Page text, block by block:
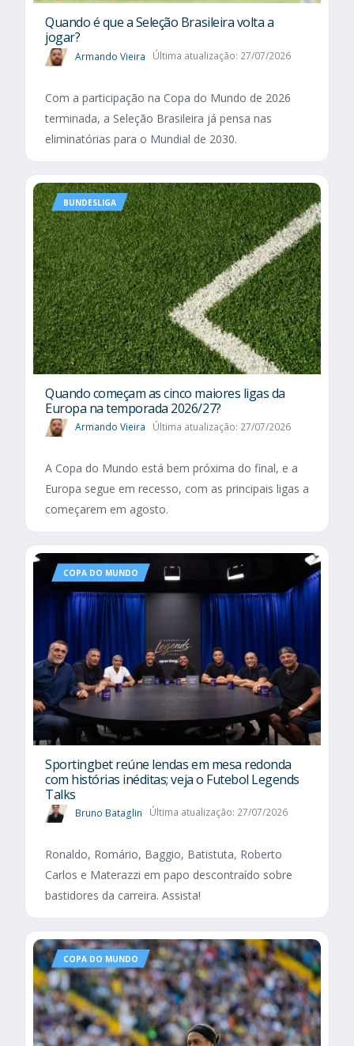
Quando é que a Seleção Brasileira volta a
jogar?
Armando Vieira Última atualização: 27/07/2026
Com a participação na Copa do Mundo de 2026
terminada, a Seleção Brasileira já pensa nas
eliminatórias para o Mundial de 2030.
BUNDESLIGA
Quando começam as cinco maiores ligas da
Europa na temporada 2026/27?
Armando Vieira Última atualização: 27/07/2026
A Copa do Mundo está bem próxima do final, e a
Europa segue em recesso, com as principais ligas a
começarem em agosto.
COPA DO MUNDO
Sportingbet reúne lendas em mesa redonda
com histórias inéditas; veja o Futebol Legends
Talks
Bruno Bataglin Última atualização: 27/07/2026
Ronaldo, Romário, Baggio, Batistuta, Roberto
Carlos e Materazzi em papo descontraído sobre
bastidores da carreira. Assista!
COPA DO MUNDO